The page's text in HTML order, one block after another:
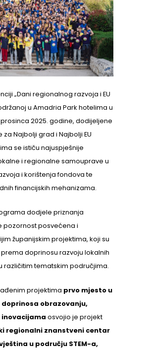
„Dani regionalnog razvoja i EU
u Amadria Park hotelima u
prosinca 2025. godine, dodijeljene
Najbolji grad i Najbolji EU
se ističu najuspješnije
i regionalne samouprave u
i korištenja fondova te
financijskih mehanizama.
dodjele priznanja
pozornost posvećena i
županijskim projektima, koji su
doprinosu razvoju lokalnih
različitim tematskim područjima.
projektima prvo mjesto u
obrazovanju,
osvojio je projekt
regionalni znanstveni centar
u području STEM-a,